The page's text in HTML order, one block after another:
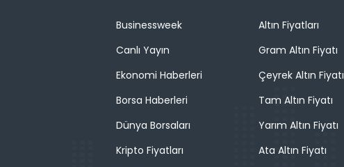
Businessweek
Canlı Yayın
Ekonomi Haberleri
Borsa Haberleri
Dünya Borsaları
Kripto Fiyatları
Altın Fiyatları
Gram Altın Fiyatı
Çeyrek Altın Fiyatı
Tam Altın Fiyatı
Yarım Altın Fiyatı
Ata Altın Fiyatı